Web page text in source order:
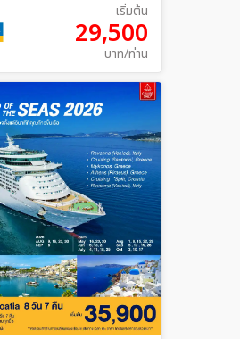
เริ่มต้น
29,500
บาท/ท่าน